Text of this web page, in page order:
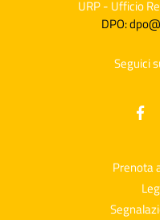
URP - Ufficio
DPO:
Seguici
Prenota